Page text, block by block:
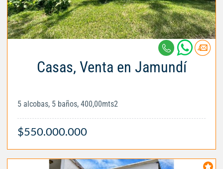
Casas, Venta en Jamundí
5 alcobas, 5 baños, 400,00mts2
$550.000.000